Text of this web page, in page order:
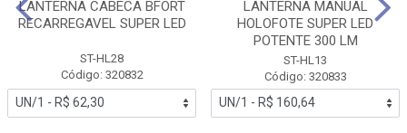
LANTERNA CABECA BFORT
RECARREGAVEL SUPER LED
ST-HL28
Código: 320832
LANTERNA MANUAL
HOLOFOTE SUPER LED
POTENTE 300 LM
ST-HL13
Código: 320833